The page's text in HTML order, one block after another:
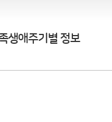
생애주기별 정보